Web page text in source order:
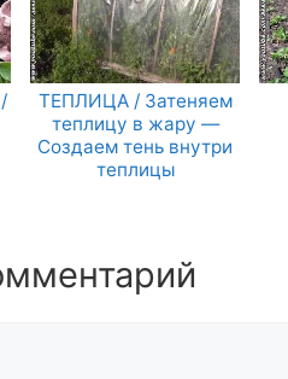
ТЕПЛИЦА / Затеняем
теплицу в жару —
Создаем тень внутри
теплицы